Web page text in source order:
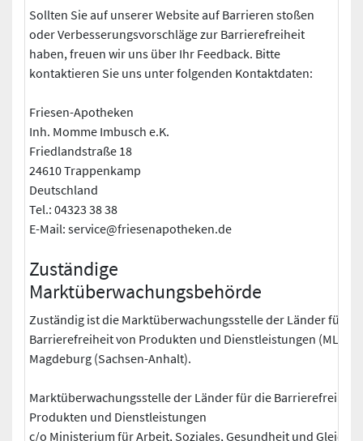
Sollten Sie auf unserer Website auf Barrieren stoßen
oder Verbesserungsvorschläge zur Barrierefreiheit
haben, freuen wir uns über Ihr Feedback. Bitte
kontaktieren Sie uns unter folgenden Kontaktdaten:
Friesen-Apotheken
Inh. Momme Imbusch e.K.
Friedlandstraße 18
24610 Trappenkamp
Deutschland
Tel.: 04323 38 38
E-Mail: service@friesenapotheken.de
Zuständige
Marktüberwachungsbehörde
Zuständig ist die Marktüberwachungsstelle der Länder für die
Barrierefreiheit von Produkten und Dienstleistungen (MLBF)
Magdeburg (Sachsen-Anhalt).
Marktüberwachungsstelle der Länder für die Barrierefreiheit
Produkten und Dienstleistungen
c/o Ministerium für Arbeit, Soziales, Gesundheit und